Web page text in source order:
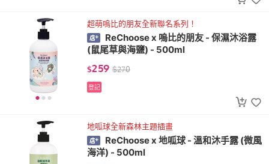
超萌嗚比的朋友全新聯名系列！
ReChoose x 嗚比的朋友 - 保濕沐浴露
(鼠尾草與海鹽) - 500ml
$259 $270
登記
地呱球全新森林主題插畫
ReChoose x 地呱球 - 溫和沐手露 (微風
海洋) - 500ml